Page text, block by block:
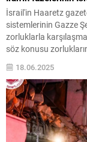
İsrail'in Haaretz
sistemlerinin Gazze
zorluklarla
söz konusu
18.06.2025